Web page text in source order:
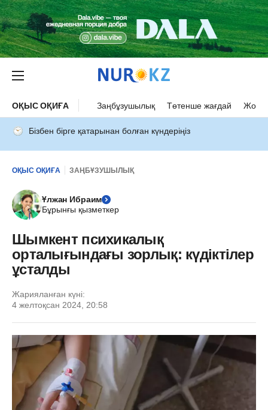
ОҚЫС ОҚИҒА Заңбұзушылық Төтенше жағдай Жол
Бізбен бірге қатарынан болған күндеріңіз
ОҚЫС ОҚИҒА ЗАҢБҰЗУШЫЛЫҚ
Ұлжан Ибраим
Бұрынғы қызметкер
Шымкент психикалық
орталығындағы зорлық: күдіктілер
ұсталды
Жарияланған күні:
4 желтоқсан 2024, 20:58